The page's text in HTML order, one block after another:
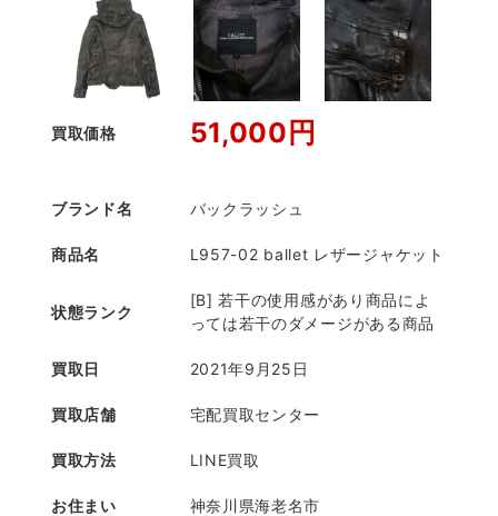
買取価格 51,000円
ブランド名 バックラッシュ
商品名 L957-02 ballet レザージャケット
状態ランク
[B] 若干の使用感があり商品によ
っては若干のダメージがある商品
買取日 2021年9月25日
買取店舗 宅配買取センター
買取方法 LINE買取
お住まい 神奈川県海老名市